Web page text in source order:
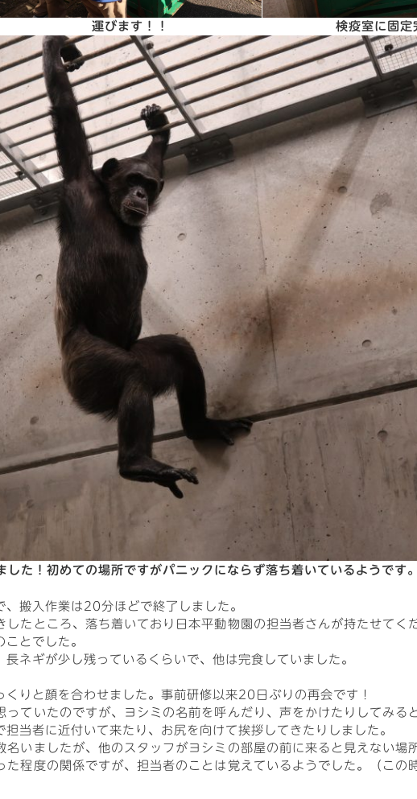
運びます！！ 検疫室に固定
した！初めての場所ですがパニックにならず落ち着いているようです。
搬入作業は20分ほどで終了しました。
たところ、落ち着いており日本平動物園の担当者さんが持たせてく
とでした。
ネギが少し残っているくらいで、他は完食していました。
りと顔を合わせました。事前研修以来20日ぶりの再会です！
ていたのですが、ヨシミの名前を呼んだり、声をかけたりしてみる
当者に近付いて来たり、お尻を向けて挨拶してきたりしました。
いましたが、他のスタッフがヨシミの部屋の前に来ると見えない場
程度の関係ですが、担当者のことは覚えているようでした。（この